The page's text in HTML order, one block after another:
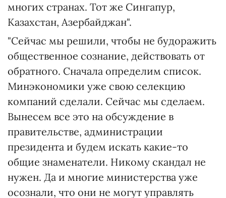
многих странах. Тот же Сингапур,
Казахстан, Азербайджан".
"Сейчас мы решили, чтобы не будоражить
общественное сознание, действовать от
обратного. Сначала определим список.
Минэкономики уже свою селекцию
компаний сделали. Сейчас мы сделаем.
Вынесем все это на обсуждение в
правительстве, администрации
президента и будем искать какие-то
общие знаменатели. Никому скандал не
нужен. Да и многие министерства уже
осознали, что они не могут управлять